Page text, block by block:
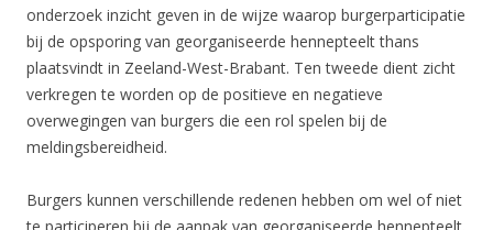
onderzoek inzicht geven in de wijze waarop burgerparticipatie
bij de opsporing van georganiseerde hennepteelt thans
plaatsvindt in Zeeland-West-Brabant. Ten tweede dient zicht
verkregen te worden op de positieve en negatieve
overwegingen van burgers die een rol spelen bij de
meldingsbereidheid.
Burgers kunnen verschillende redenen hebben om wel of niet
te participeren bij de aanpak van georganiseerde hennepteelt.